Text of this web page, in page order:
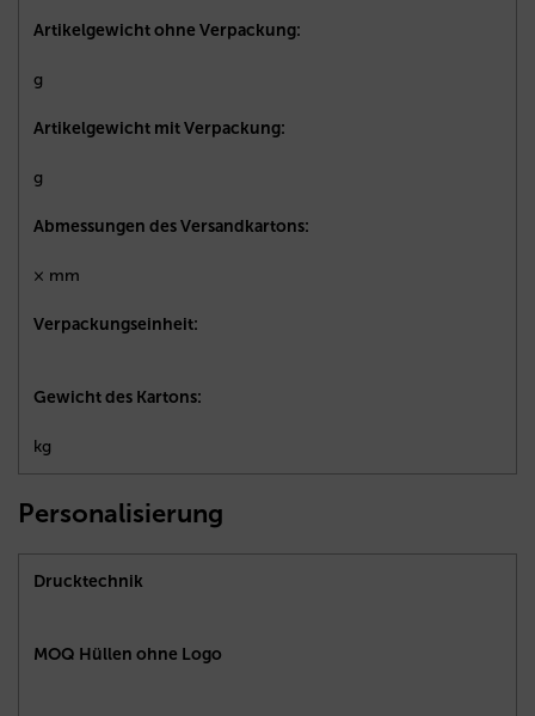
Artikelgewicht ohne Verpackung:
g
Artikelgewicht mit Verpackung:
g
Abmessungen des Versandkartons:
× mm
Verpackungseinheit:
Gewicht des Kartons:
kg
Personalisierung
Drucktechnik
MOQ Hüllen ohne Logo